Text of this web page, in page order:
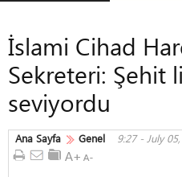
İslami Cihad
Sekreteri: Şehit
seviyordu
Ana Sayfa Genel 9:27 - July